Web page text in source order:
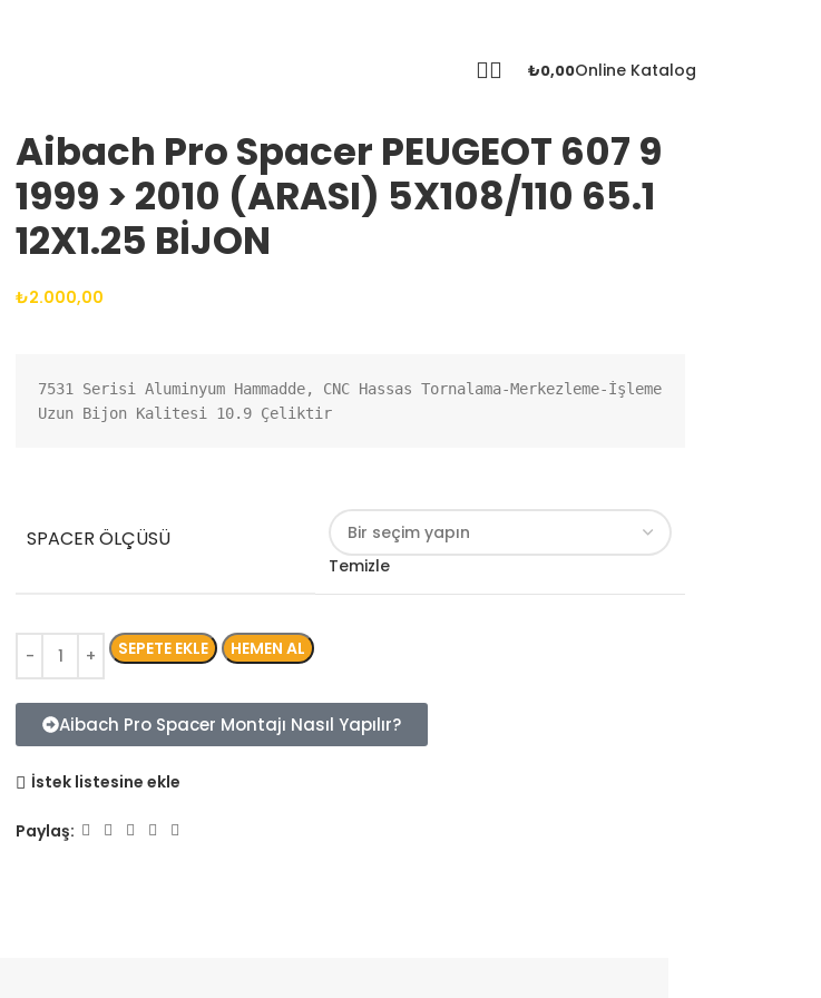
₺0,00Online Katalog
Aibach Pro Spacer PEUGEOT 607 9
1999 > 2010 (ARASI) 5X108/110 65.1
12X1.25 BİJON
₺2.000,00
7531 Serisi Aluminyum Hammadde, CNC Hassas Tornalama-Merkezleme-İşleme
Uzun Bijon Kalitesi 10.9 Çeliktir
SPACER ÖLÇÜSÜ
Temizle
SEPETE EKLE HEMEN AL
Aibach Pro Spacer Montajı Nasıl Yapılır?
İstek listesine ekle
Paylaş: